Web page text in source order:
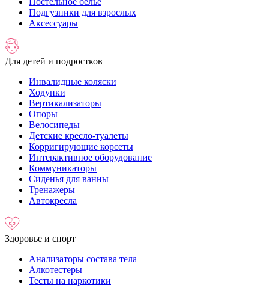
Подгузники для взрослых
Аксессуары
Для детей и подростков
Инвалидные коляски
Ходунки
Вертикализаторы
Опоры
Велосипеды
Детские кресло-туалеты
Корригирующие корсеты
Интерактивное оборудование
Коммуникаторы
Сиденья для ванны
Тренажеры
Автокресла
Здоровье и спорт
Анализаторы состава тела
Алкотестеры
Тесты на наркотики